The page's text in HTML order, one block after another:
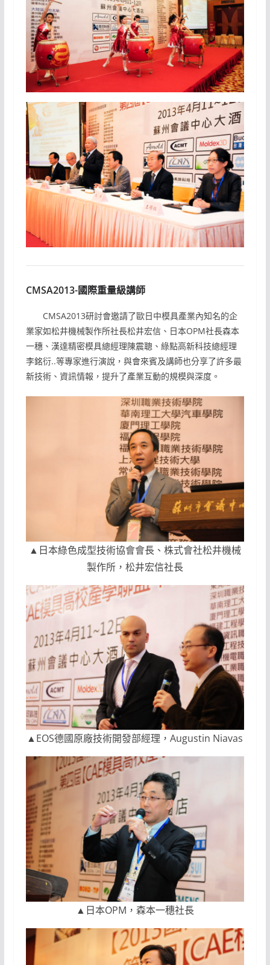
CMSA2013-國際重量級講師
CMSA2013研討會邀請了歐日中模具產業內知名的企
業家如松井機械製作所社長松井宏信、日本OPM社長森本
一穗、漢達精密模具總經理陳震聰、綠點高新科技總經理
李銘衍..等專家進行演說，與會來賓及講師也分享了許多最
新技術、資訊情報，提升了產業互動的規模與深度。
▲日本綠色成型技術協會會長、株式會社松井機械
製作所，松井宏信社長
▲EOS德國原廠技術開發部經理，Augustin Niavas
▲日本OPM，森本一穗社長